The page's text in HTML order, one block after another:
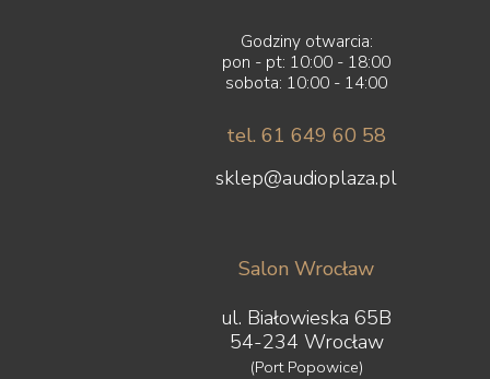
Godziny otwarcia:
pon - pt: 10:00 - 18:00
sobota: 10:00 - 14:00
tel. 61 649 60 58
sklep@audioplaza.pl
Salon Wrocław
ul. Białowieska 65B
54-234 Wrocław
(Port Popowice)